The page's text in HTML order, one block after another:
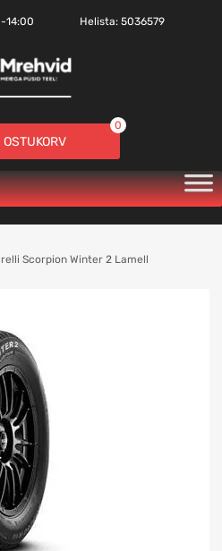
14:00 Helista:5036579
OSTUKORV
0
Scorpion Winter 2 Lamell